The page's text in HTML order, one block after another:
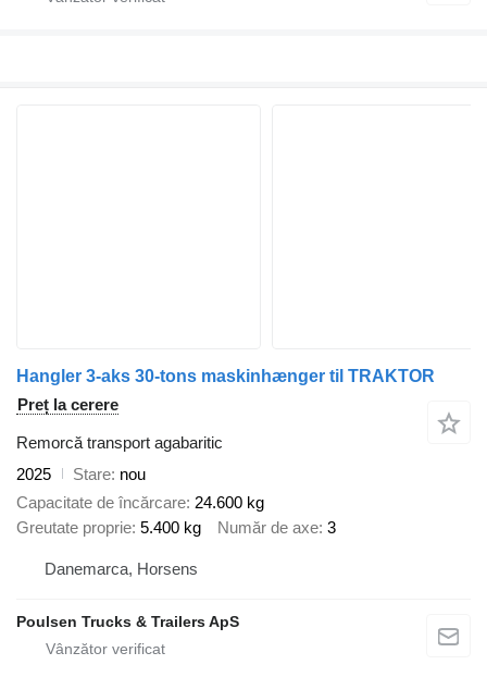
Hangler 3-aks 30-tons maskinhænger til TRAKTOR
Preț la cerere
Remorcă transport agabaritic
2025
Stare nou
Capacitate de încărcare 24.600 kg
Greutate proprie 5.400 kg Număr de axe 3
Danemarca, Horsens
Poulsen Trucks & Trailers ApS